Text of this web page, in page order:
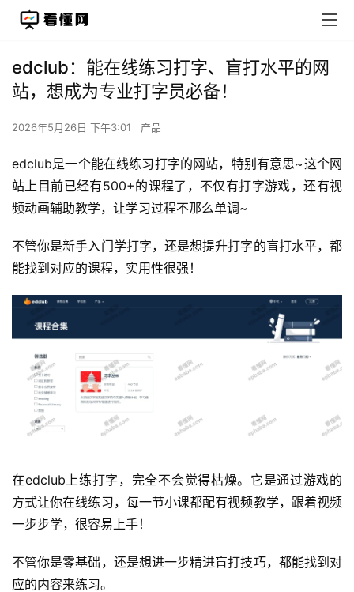
edclub：能在线练习打字、盲打水平的网
站，想成为专业打字员必备！
2026年5月26日 下午3:01 产品
edclub是一个能在线练习打字的网站，特别有意思~这个网
站上目前已经有500+的课程了，不仅有打字游戏，还有视
频动画辅助教学，让学习过程不那么单调~
不管你是新手入门学打字，还是想提升打字的盲打水平，都
能找到对应的课程，实用性很强！
在edclub上练打字，完全不会觉得枯燥。它是通过游戏的
方式让你在线练习，每一节小课都配有视频教学，跟着视频
一步步学，很容易上手！
不管你是零基础，还是想进一步精进盲打技巧，都能找到对
应的内容来练习。